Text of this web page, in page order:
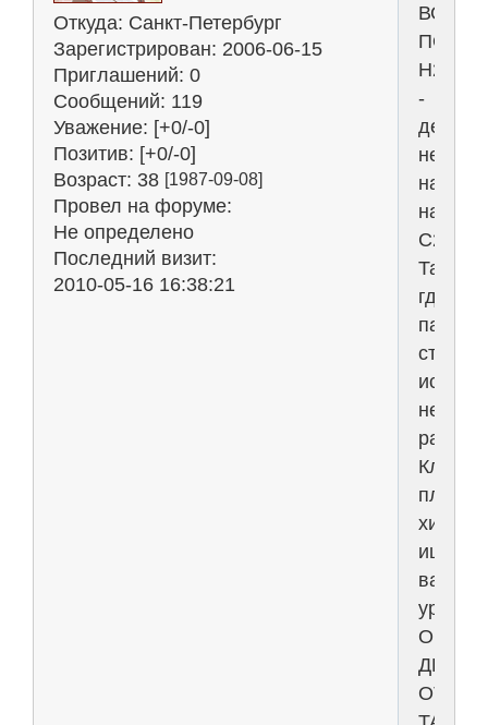
Откуда: Санкт-Петербург
Зарегистрирован: 2006-06-15
Приглашений: 0
Сообщений: 119
Уважение: [+0/-0]
Позитив: [+0/-0]
Возраст: 38 [1987-09-08]
Провел на форуме:
Не определено
Последний визит:
2010-05-16 16:38:21
ВСЕХ
Н2О
-
девиз
не
наш,
наш-
Там,
где
стада,
истина
не
растет.
ищет
вас,
уроды.
ДЕТЕЙ
ОТ